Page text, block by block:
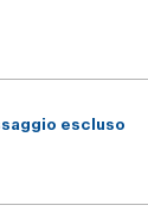
escluso